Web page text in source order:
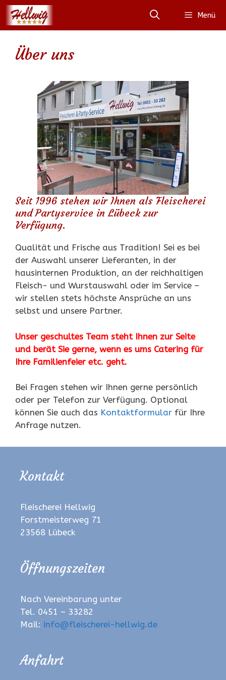
Zum
Inhalt
springen
Menü
Über uns
Seit 1996 stehen wir Ihnen als Fleischerei
und Partyservice in Lübeck zur
Verfügung.
Qualität und Frische aus Tradition! Sei es bei
der Auswahl unserer Lieferanten, in der
hausinternen Produktion, an der reichhaltigen
Fleisch- und Wurstauswahl oder im Service –
wir stellen stets höchste Ansprüche an uns
selbst und unsere Partner.
Unser geschultes Team steht Ihnen zur Seite
und berät Sie gerne, wenn es ums Catering für
Ihre Familienfeier etc. geht.
Bei Fragen stehen wir Ihnen gerne persönlich
oder per Telefon zur Verfügung. Optional
können Sie auch das Kontaktformular für Ihre
Anfrage nutzen.
Kontakt
Fleischerei Hellwig
Forstmeisterweg 71
23568 Lübeck
Öffnungszeiten
Nach Vereinbarung unter
Tel. 0451 – 33282
Mail: info@fleischerei-hellwig.de
Anfahrt